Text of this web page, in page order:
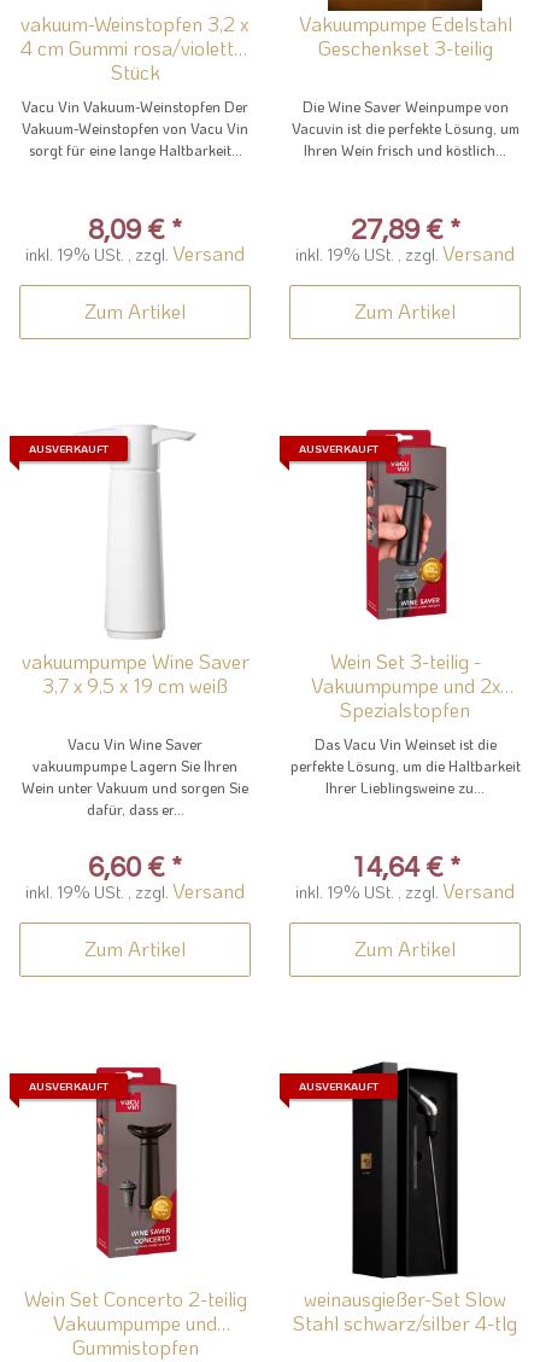
vakuum-Weinstopfen 3,2 x
4 cm Gummi rosa/violett 3
Stück
Vacu Vin Vakuum-Weinstopfen Der
Vakuum-Weinstopfen von Vacu Vin
sorgt für eine lange Haltbarkeit...
8,09 € *
inkl. 19% USt. , zzgl. Versand
Zum Artikel
Vakuumpumpe Edelstahl
Geschenkset 3-teilig
Die Wine Saver Weinpumpe von
Vacuvin ist die perfekte Lösung, um
Ihren Wein frisch und köstlich...
27,89 € *
inkl. 19% USt. , zzgl. Versand
Zum Artikel
AUSVERKAUFT
vakuumpumpe Wine Saver
3,7 x 9,5 x 19 cm weiß
Vacu Vin Wine Saver
vakuumpumpe Lagern Sie Ihren
Wein unter Vakuum und sorgen Sie
dafür, dass er...
6,60 € *
inkl. 19% USt. , zzgl. Versand
Zum Artikel
AUSVERKAUFT
Wein Set 3-teilig -
Vakuumpumpe und 2x
Spezialstopfen
Das Vacu Vin Weinset ist die
perfekte Lösung, um die Haltbarkeit
Ihrer Lieblingsweine zu...
14,64 € *
inkl. 19% USt. , zzgl. Versand
Zum Artikel
AUSVERKAUFT
Wein Set Concerto 2-teilig
Vakuumpumpe und
Gummistopfen
AUSVERKAUFT
weinausgießer-Set Slow
Stahl schwarz/silber 4-tlg